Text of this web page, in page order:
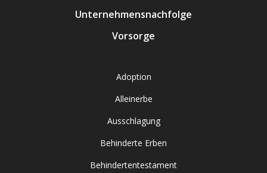
Unternehmensnachfolge
Vorsorge
Adoption
Alleinerbe
Ausschlagung
Behinderte Erben
Behindertentestament